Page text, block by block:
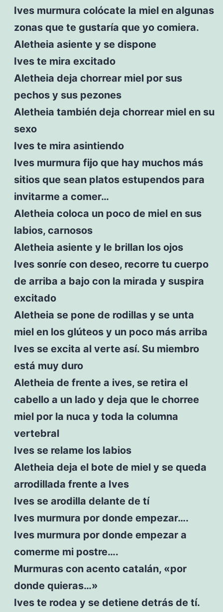
Ives murmura colócate la miel en algunas
zonas que te gustaría que yo comiera.
Aletheia asiente y se dispone
Ives te mira excitado
Aletheia deja chorrear miel por sus
pechos y sus pezones
Aletheia también deja chorrear miel en su
sexo
Ives te mira asintiendo
Ives murmura fijo que hay muchos más
sitios que sean platos estupendos para
invitarme a comer…
Aletheia coloca un poco de miel en sus
labios, carnosos
Aletheia asiente y le brillan los ojos
Ives sonríe con deseo, recorre tu cuerpo
de arriba a bajo con la mirada y suspira
excitado
Aletheia se pone de rodillas y se unta
miel en los glúteos y un poco más arriba
Ives se excita al verte así. Su miembro
está muy duro
Aletheia de frente a ives, se retira el
cabello a un lado y deja que le chorree
miel por la nuca y toda la columna
vertebral
Ives se relame los labios
Aletheia deja el bote de miel y se queda
arrodillada frente a Ives
Ives se arodilla delante de tí
Ives murmura por donde empezar….
Ives murmura por donde empezar a
comerme mi postre….
Murmuras con acento catalán, «por
donde quieras…»
Ives te rodea y se detiene detrás de tí.